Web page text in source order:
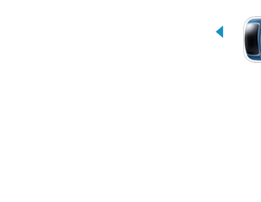
фитнес-браслет Samsung